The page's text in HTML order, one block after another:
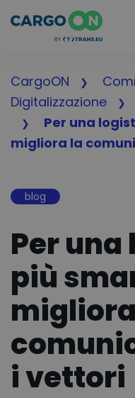
CargoON
Digitalizzazione
Per una
migliora la
blog
Per
più
i vettori